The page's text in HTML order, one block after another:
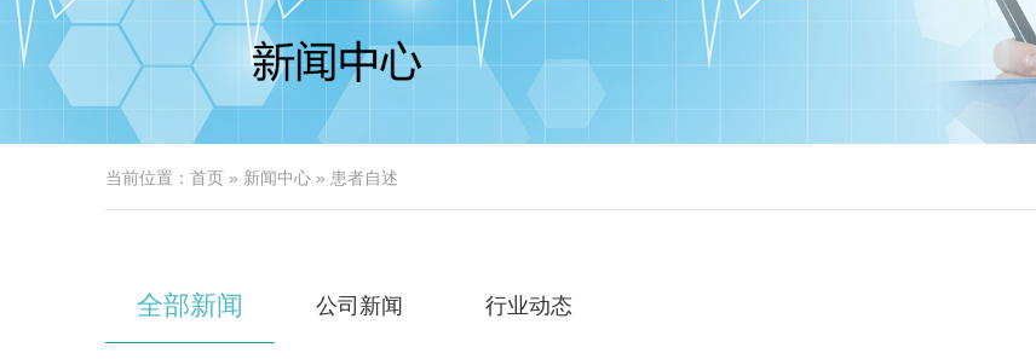
当前位置： 首页 » 新闻中心 » 患者自述
全部新闻 公司新闻 行业动态